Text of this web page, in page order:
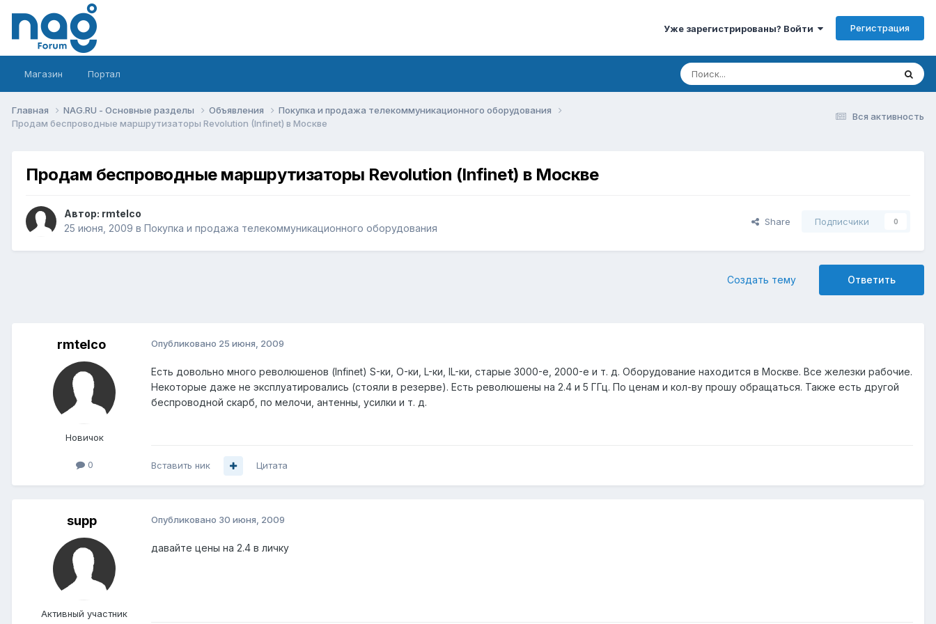
Уже зарегистрированы? Войти Регистрация
Магазин Портал
Вся активность
Главная NAG.RU - Основные разделы Объявления
Покупка и продажа телекоммуникационного оборудования
Продам беспроводные маршрутизаторы Revolution (Infinet) в Москве
Продам беспроводные маршрутизаторы Revolution (Infinet) в Москве
Автор: rmtelco
25 июня, 2009 в Покупка и продажа телекоммуникационного оборудования
Share Подписчики 0
Ответить
Создать тему
rmtelco
Новичок
0
Опубликовано 25 июня, 2009
Есть довольно много революшенов (Infinet) S-ки, O-ки, L-ки, IL-ки, старые 3000-е, 2000-е и т. д. Оборудование находится в Москве. Все железки рабочие.
Некоторые даже не эксплуатировались (стояли в резерве). Есть революшены на 2.4 и 5 ГГц. По ценам и кол-ву прошу обращаться. Также есть другой
беспроводной скарб, по мелочи, антенны, усилки и т. д.
Вставить ник Цитата
supp
Активный участник
Опубликовано 30 июня, 2009
давайте цены на 2.4 в личку